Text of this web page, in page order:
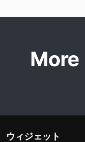
More
ウィジェット